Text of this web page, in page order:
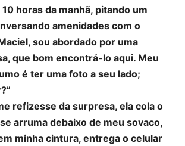
horas da manhã, pitando um
amenidades com o
sou abordado por uma
que bom encontrá-lo aqui. Meu
é ter uma foto a seu lado;
refizesse da surpresa, ela cola o
arruma debaixo de meu sovaco,
minha cintura, entrega o celular